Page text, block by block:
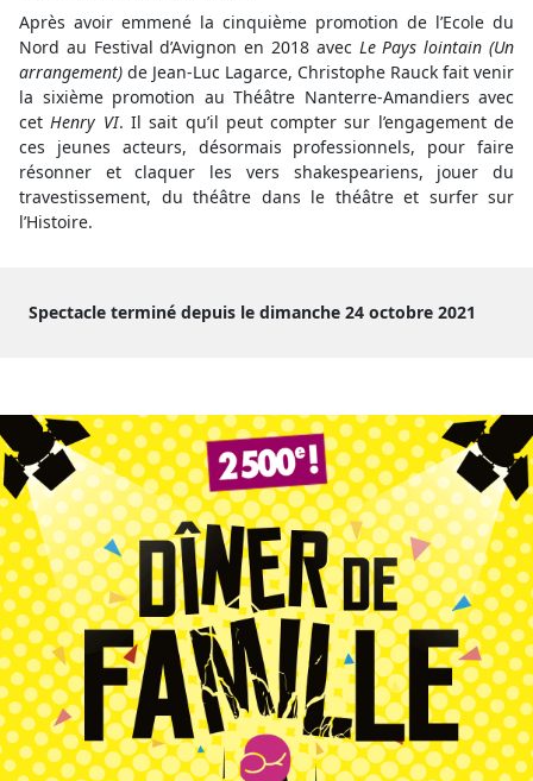
Après avoir emmené la cinquième promotion de l’Ecole du
Nord au Festival d’Avignon en 2018 avec Le Pays lointain (Un
arrangement) de Jean-Luc Lagarce, Christophe Rauck fait venir
la sixième promotion au Théâtre Nanterre-Amandiers avec
cet Henry VI. Il sait qu’il peut compter sur l’engagement de
ces jeunes acteurs, désormais professionnels, pour faire
résonner et claquer les vers shakespeariens, jouer du
travestissement, du théâtre dans le théâtre et surfer sur
l’Histoire.
Spectacle terminé depuis le dimanche 24 octobre 2021